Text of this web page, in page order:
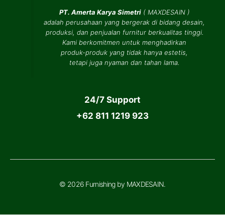
PT. Amerta Karya Simetri( MAXDESAIN)
adalah perusahaan yang bergerak di bidang desain,
produksi, dan penjualan furnitur berkualitas tinggi.
Kami berkomitmen untuk menghadirkan
produk-produk yang tidak hanya estetis,
tetapi juga nyaman dan tahan lama.
24/7 Support
+62 811 1219 923
© 2026 Furnishing by MAXDESAIN.